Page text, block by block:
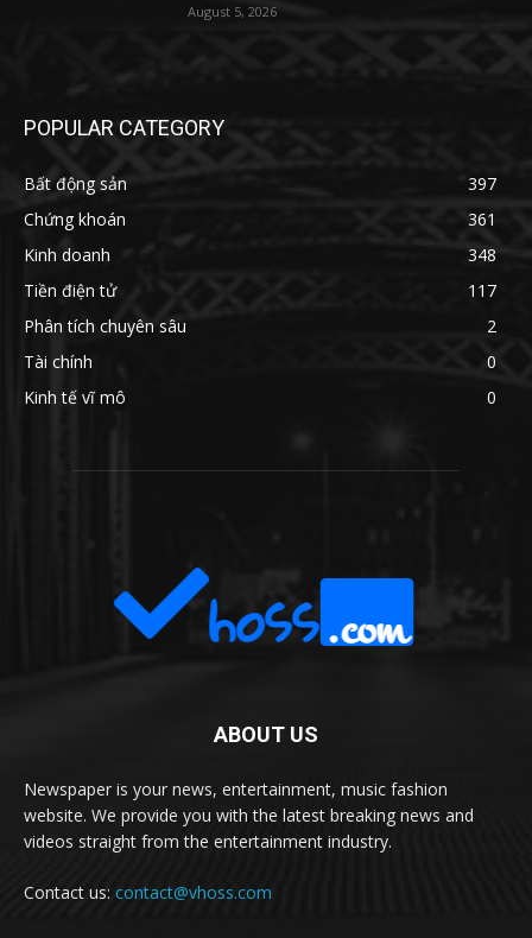
August 5, 2026
POPULAR CATEGORY
Bất động sản
397
Chứng khoán
361
Kinh doanh
348
Tiền điện tử
117
Phân tích chuyên sâu
2
Tài chính
0
Kinh tế vĩ mô
0
ABOUT US
Newspaper is your news, entertainment, music fashion
website. We provide you with the latest breaking news and
videos straight from the entertainment industry.
Contact us: contact@vhoss.com